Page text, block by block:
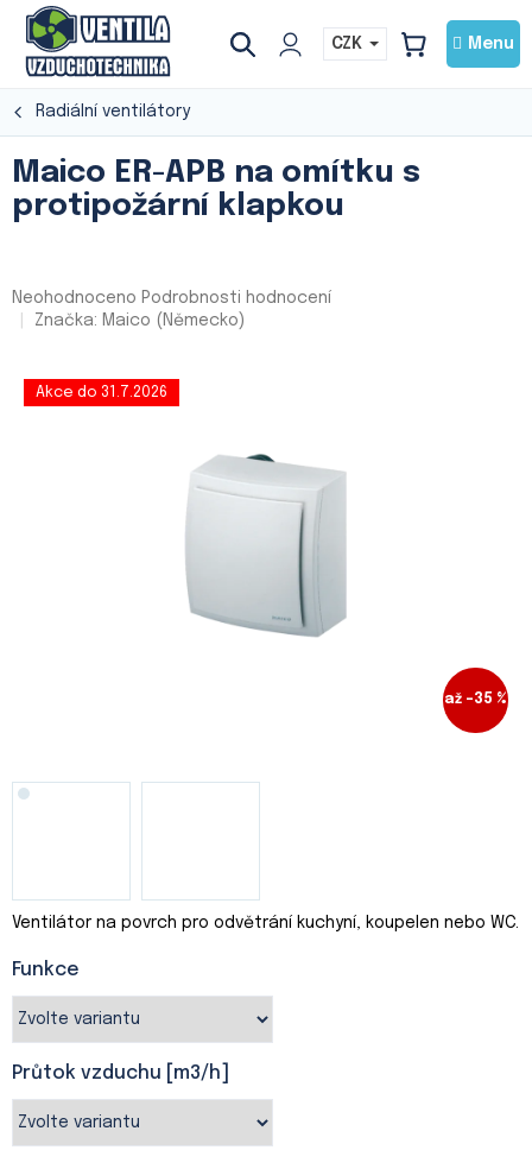
Přejít
obsah
CZK
NÁKUPNÍ
Radiální ventilátory
Maico ER-APB na omítku s
protipožární klapkou
Průměrné
hodnocení
Neohodnoceno Podrobnosti hodnocení
Značka: Maico (Německo)
až –35 %
Akce do 31.7.2026
Funkce
Průtok vzduchu [m3/h]
Ventilátor na povrch pro odvětrání kuchyní, koupelen nebo WC.